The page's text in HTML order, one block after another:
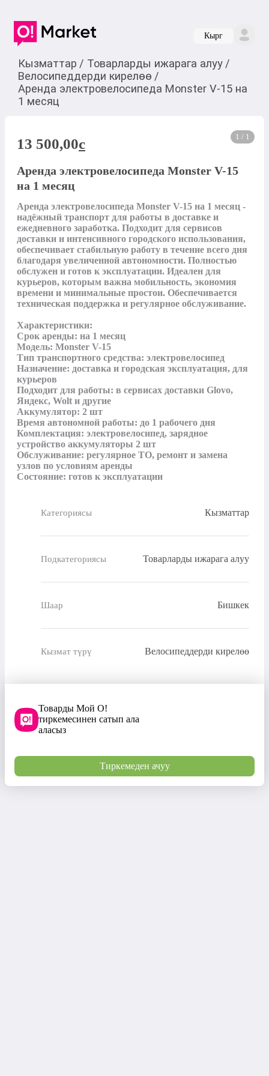
Кырг
Кызматтар / Товарларды ижарага алуу /
Велосипеддерди кирелөө /
Аренда электровелосипеда Monster V-15 на
1 месяц
1 / 1
13 500,00c
Аренда электровелосипеда Monster V-15
на 1 месяц
Аренда электровелосипеда Monster V-15 на 1 месяц -
надёжный транспорт для работы в доставке и
ежедневного заработка. Подходит для сервисов
доставки и интенсивного городского использования,
обеспечивает стабильную работу в течение всего дня
благодаря увеличенной автономности. Полностью
обслужен и готов к эксплуатации. Идеален для
курьеров, которым важна мобильность, экономия
времени и минимальные простои. Обеспечивается
техническая поддержка и регулярное обслуживание.
Характеристики:
Срок аренды: на 1 месяц
Модель: Monster V-15
Тип транспортного средства: электровелосипед
Назначение: доставка и городская эксплуатация, для
курьеров
Подходит для работы: в сервисах доставки Glovo,
Яндекс, Wolt и другие
Аккумулятор: 2 шт
Время автономной работы: до 1 рабочего дня
Комплектация: электровелосипед, зарядное
устройство аккумуляторы 2 шт
Обслуживание: регулярное ТО, ремонт и замена
узлов по условиям аренды
Состояние: готов к эксплуатации
Категориясы Кызматтар
Подкатегориясы Товарларды ижарага алуу
Шаар Бишкек
Кызмат түрү Велосипеддерди кирелөө
Товарды Мой О!
тиркемесинен сатып ала
аласыз
Тиркемеден ачуу